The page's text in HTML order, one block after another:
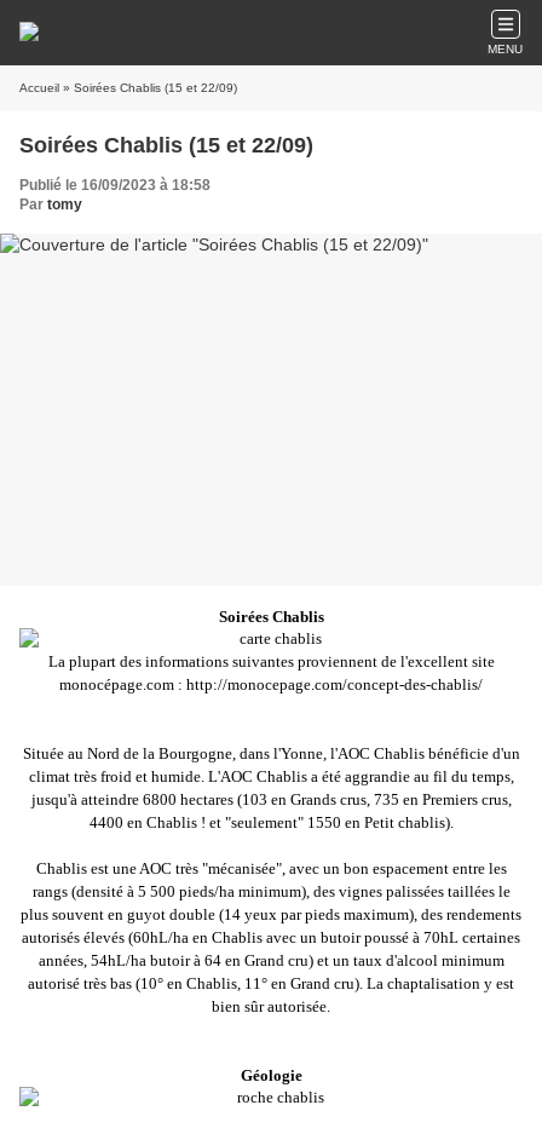
MENU
Accueil » Soirées Chablis (15 et 22/09)
Soirées Chablis (15 et 22/09)
Publié le 16/09/2023 à 18:58
Par tomy
Soirées Chablis
La plupart des informations suivantes proviennent de l'excellent site
monocépage.com : http://monocepage.com/concept-des-chablis/
Située au Nord de la Bourgogne, dans l'Yonne, l'AOC Chablis bénéficie d'un
climat très froid et humide. L'AOC Chablis a été aggrandie au fil du temps,
jusqu'à atteindre 6800 hectares (103 en Grands crus, 735 en Premiers crus,
4400 en Chablis ! et "seulement" 1550 en Petit chablis).
Chablis est une AOC très "mécanisée", avec un bon espacement entre les
rangs (densité à 5 500 pieds/ha minimum), des vignes palissées taillées le
plus souvent en guyot double (14 yeux par pieds maximum), des rendements
autorisés élevés (60hL/ha en Chablis avec un butoir poussé à 70hL certaines
années, 54hL/ha butoir à 64 en Grand cru) et un taux d'alcool minimum
autorisé très bas (10° en Chablis, 11° en Grand cru). La chaptalisation y est
bien sûr autorisée.
Géologie